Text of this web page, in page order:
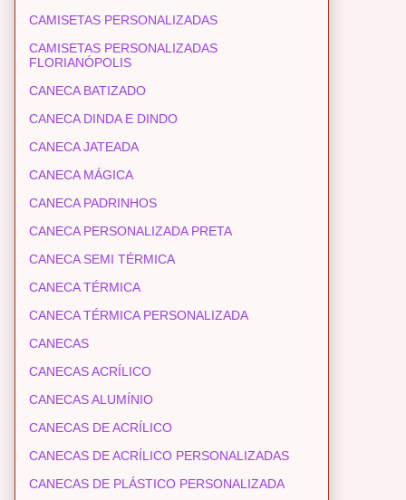
CAMISETAS PERSONALIZADAS
CAMISETAS PERSONALIZADAS
FLORIANÓPOLIS
CANECA BATIZADO
CANECA DINDA E DINDO
CANECA JATEADA
CANECA MÁGICA
CANECA PADRINHOS
CANECA PERSONALIZADA PRETA
CANECA SEMI TÉRMICA
CANECA TÉRMICA
CANECA TÉRMICA PERSONALIZADA
CANECAS
CANECAS ACRÍLICO
CANECAS ALUMÍNIO
CANECAS DE ACRÍLICO
CANECAS DE ACRÍLICO PERSONALIZADAS
CANECAS DE PLÁSTICO PERSONALIZADA